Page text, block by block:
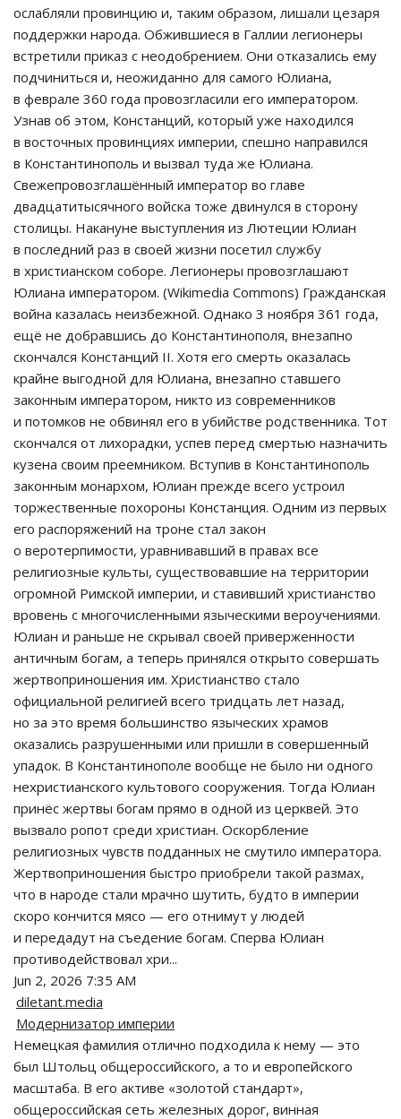
ослабляли провинцию и, таким образом, лишали цезаря
поддержки народа. Обжившиеся в Галлии легионеры
встретили приказ с неодобрением. Они отказались ему
подчиниться и, неожиданно для самого Юлиана,
в феврале 360 года провозгласили его императором.
Узнав об этом, Констанций, который уже находился
в восточных провинциях империи, спешно направился
в Константинополь и вызвал туда же Юлиана.
Свежепровозглашённый император во главе
двадцатитысячного войска тоже двинулся в сторону
столицы. Накануне выступления из Лютеции Юлиан
в последний раз в своей жизни посетил службу
в христианском соборе. Легионеры провозглашают
Юлиана императором. (Wikimedia Commons) Гражданская
война казалась неизбежной. Однако 3 ноября 361 года,
ещё не добравшись до Константинополя, внезапно
скончался Констанций II. Хотя его смерть оказалась
крайне выгодной для Юлиана, внезапно ставшего
законным императором, никто из современников
и потомков не обвинял его в убийстве родственника. Тот
скончался от лихорадки, успев перед смертью назначить
кузена своим преемником. Вступив в Константинополь
законным монархом, Юлиан прежде всего устроил
торжественные похороны Констанция. Одним из первых
его распоряжений на троне стал закон
о веротерпимости, уравнивавший в правах все
религиозные культы, существовавшие на территории
огромной Римской империи, и ставивший христианство
вровень с многочисленными языческими вероучениями.
Юлиан и раньше не скрывал своей приверженности
античным богам, а теперь принялся открыто совершать
жертвоприношения им. Христианство стало
официальной религией всего тридцать лет назад,
но за это время большинство языческих храмов
оказались разрушенными или пришли в совершенный
упадок. В Константинополе вообще не было ни одного
нехристианского культового сооружения. Тогда Юлиан
принёс жертвы богам прямо в одной из церквей. Это
вызвало ропот среди христиан. Оскорбление
религиозных чувств подданных не смутило императора.
Жертвоприношения быстро приобрели такой размах,
что в народе стали мрачно шутить, будто в империи
скоро кончится мясо — его отнимут у людей
и передадут на съедение богам. Сперва Юлиан
противодействовал хри...
Jun 2, 2026 7:35 AM
diletant.media
Модернизатор империи
Немецкая фамилия отлично подходила к нему — это
был Штольц общероссийского, а то и европейского
масштаба. В его активе «золотой стандарт»,
общероссийская сеть железных дорог, винная